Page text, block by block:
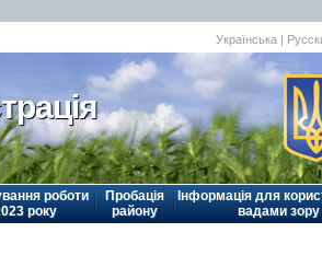
Українська |
роботи
року
Пробація
району
Інформація для
вадами зору